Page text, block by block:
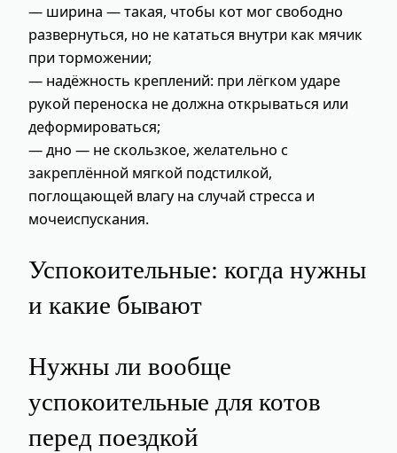
— ширина — такая, чтобы кот мог свободно
развернуться, но не кататься внутри как мячик
при торможении;
— надёжность креплений: при лёгком ударе
рукой переноска не должна открываться или
деформироваться;
— дно — не скользкое, желательно с
закреплённой мягкой подстилкой,
поглощающей влагу на случай стресса и
мочеиспускания.
Успокоительные: когда нужны
и какие бывают
Нужны ли вообще
успокоительные для котов
перед поездкой